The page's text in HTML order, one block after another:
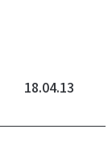
18.04.13